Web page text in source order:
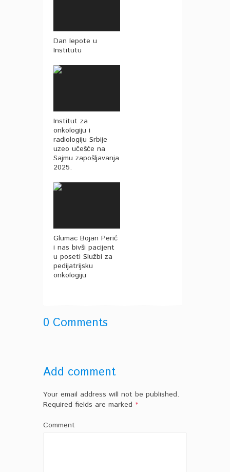
Dan lepote u
Institutu
Institut za
onkologiju i
radiologiju Srbije
uzeo učešće na
Sajmu zapošljavanja
2025.
Glumac Bojan Perić
i nas bivši pacijent
u poseti Službi za
pedijatrijsku
onkologiju
0 Comments
Add comment
Your email address will not be published.
Required fields are marked *
Comment